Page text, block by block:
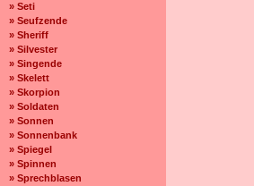
» Seti
» Seufzende
» Sheriff
» Silvester
» Singende
» Skelett
» Skorpion
» Soldaten
» Sonnen
» Sonnenbank
» Spiegel
» Spinnen
» Sprechblasen